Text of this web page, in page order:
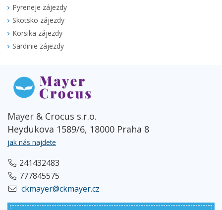
Pyreneje zájezdy
Skotsko zájezdy
Korsika zájezdy
Sardinie zájezdy
Mayer & Crocus s.r.o.
Heydukova 1589/6, 18000 Praha 8
jak nás najdete
241432483
777845575
ckmayer@ckmayer.cz